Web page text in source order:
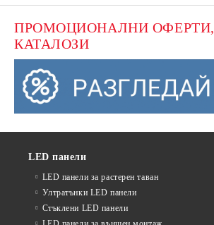
ПРОМОЦИОНАЛНИ ОФЕРТИ,
КАТАЛОЗИ
LED панели
LED панели за растерен таван
Ултратънки LED панели
Стъклени LED панели